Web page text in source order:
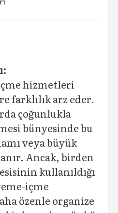
hizmetleri
farklılık arz eder.
çoğunlukla
bünyesinde bu
veya büyük
Ancak, birden
kullanıldığı
içme
özenle organize